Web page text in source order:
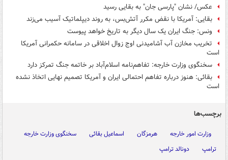
عکس/ نشان "پارسی جان" به بقایی رسید
بقایی: آمریکا با نقض مکرر آتش‌بس، به روند دیپلماتیک آسیب می‌زند
ونس: جنگ ایران یک سال دیگر به تاریخ خواهد پیوست
تخریب مخازن آب آشامیدنی اوج زوال اخلاقی در سامانه حکمرانی آمریکا
است
سخنگوی وزارت خارجه: تفاهم‌نامه اسلام‌آباد بر خاتمه جنگ تمرکز دارد
بقائی: هنوز درباره تفاهم احتمالی ایران و آمریکا تصمیم نهایی اتخاذ نشده
است
برچسب‌ها
وزارت امور خارجه هرمزگان اسماعیل بقائی
سخنگوی وزارت خارجه
ترامپ
دونالد ترامپ